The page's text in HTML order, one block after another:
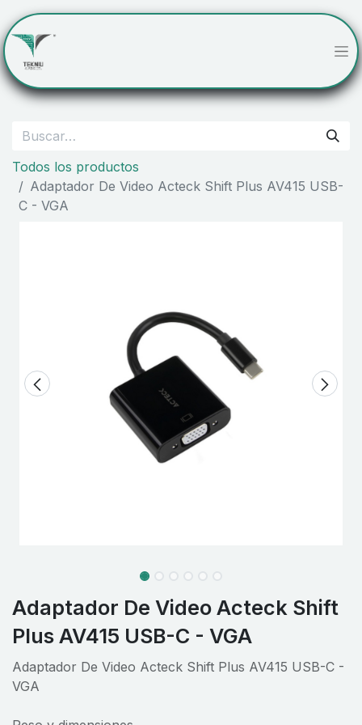
Todos los productos
Adaptador De Video Acteck Shift Plus AV415 USB-
C - VGA
Adaptador De Video Acteck Shift
Plus AV415 USB-C - VGA
Adaptador De Video Acteck Shift Plus AV415 USB-C -
VGA